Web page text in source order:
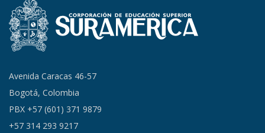
Avenida Caracas 46-57
Bogotá, Colombia
PBX +57 (601) 371 9879
+57 314 293 9217